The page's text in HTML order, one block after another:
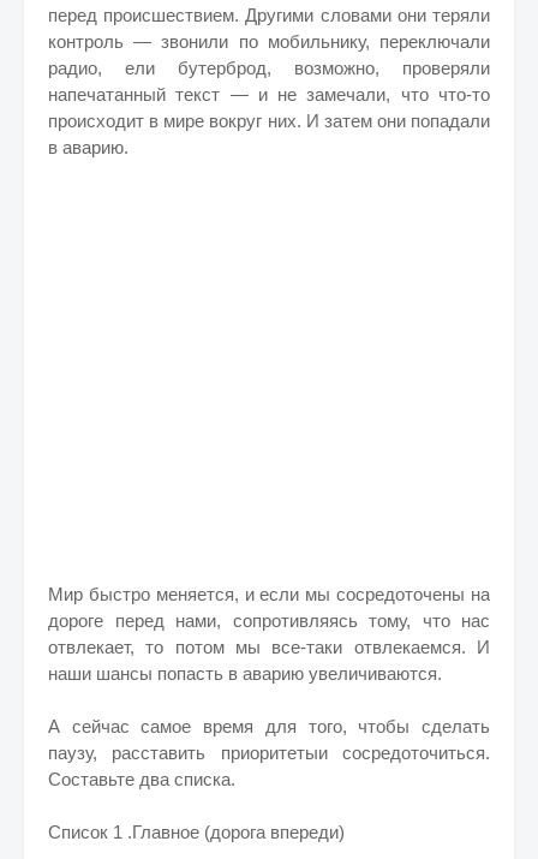
перед происшествием. Другими словами они теряли
контроль — звонили по мобильнику, переключали
радио, ели бутерброд, возможно, проверяли
напечатанный текст — и не замечали, что что-то
происходит в мире вокруг них. И затем они попадали
в аварию.
Мир быстро меняется, и если мы сосредоточены на
дороге перед нами, сопротивляясь тому, что нас
отвлекает, то потом мы все-таки отвлекаемся. И
наши шансы попасть в аварию увеличиваются.
А сейчас самое время для того, чтобы сделать
паузу, расставить приоритетыи сосредоточиться.
Составьте два списка.
Список 1 .Главное (дорога впереди)